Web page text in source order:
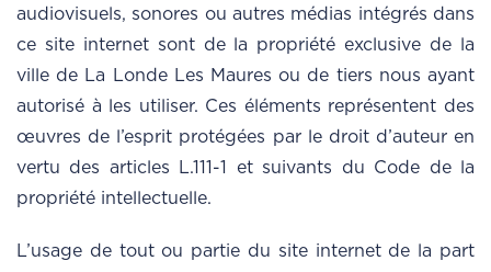
audiovisuels, sonores ou autres médias intégrés dans
ce site internet sont de la propriété exclusive de la
ville de La Londe Les Maures ou de tiers nous ayant
autorisé à les utiliser. Ces éléments représentent des
œuvres de l’esprit protégées par le droit d’auteur en
vertu des articles L.111-1 et suivants du Code de la
propriété intellectuelle.
L’usage de tout ou partie du site internet de la part